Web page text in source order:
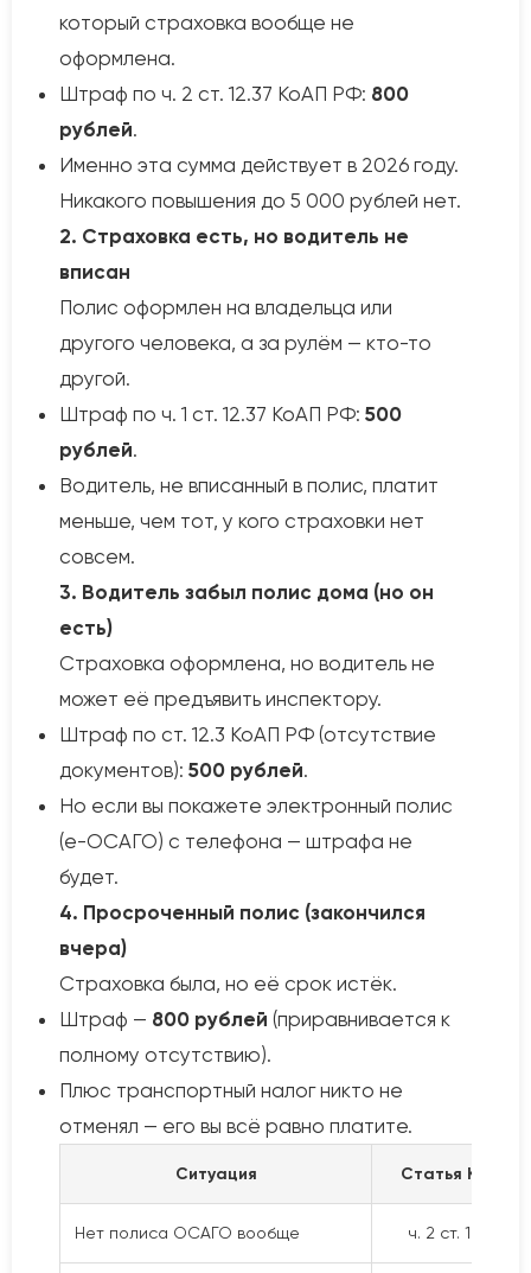
который страховка вообще не
оформлена.
Штраф по ч. 2 ст. 12.37 КоАП РФ: 800
рублей.
Именно эта сумма действует в 2026 году.
Никакого повышения до 5 000 рублей нет.
2. Страховка есть, но водитель не
вписан
Полис оформлен на владельца или
другого человека, а за рулём — кто-то
другой.
Штраф по ч. 1 ст. 12.37 КоАП РФ: 500
рублей.
Водитель, не вписанный в полис, платит
меньше, чем тот, у кого страховки нет
совсем.
3. Водитель забыл полис дома (но он
есть)
Страховка оформлена, но водитель не
может её предъявить инспектору.
Штраф по ст. 12.3 КоАП РФ (отсутствие
документов): 500 рублей.
Но если вы покажете электронный полис
(е-ОСАГО) с телефона — штрафа не
будет.
4. Просроченный полис (закончился
вчера)
Страховка была, но её срок истёк.
Штраф — 800 рублей (приравнивается к
полному отсутствию).
Плюс транспортный налог никто не
отменял — его вы всё равно платите.
Ситуация Статья КоАП
Нет полиса ОСАГО вообще ч. 2 ст. 12.37